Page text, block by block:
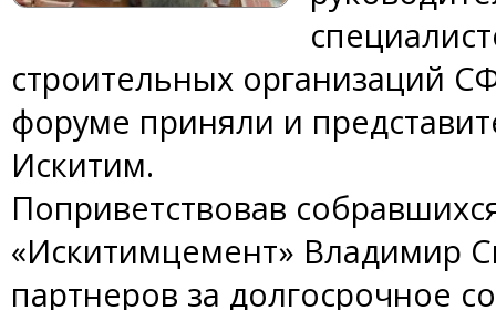
строительных организаций
форуме приняли и
Искитим.
Поприветствовав
«Искитимцемент» Владимир
партнеров за долгосрочное